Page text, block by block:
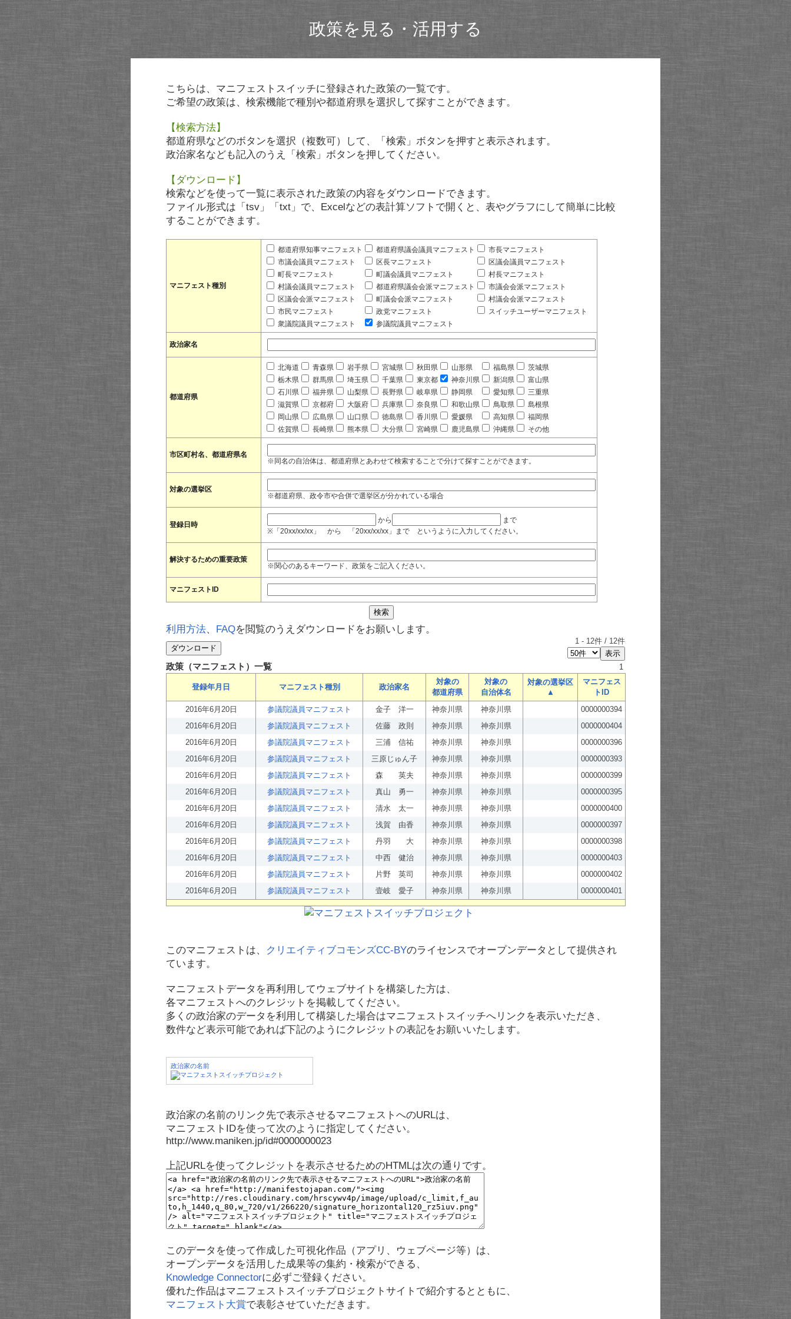
政策を見る・活用する
こちらは、マニフェストスイッチに登録された政策の一覧です。
ご希望の政策は、検索機能で種別や都道府県を選択して探すことができます。
【検索方法】
都道府県などのボタンを選択（複数可）して、「検索」ボタンを押すと表示されます。
政治家名なども記入のうえ「検索」ボタンを押してください。
【ダウンロード】
検索などを使って一覧に表示された政策の内容をダウンロードできます。
ファイル形式は「tsv」「txt」で、Excelなどの表計算ソフトで開くと、表やグラフにして簡単に比較
することができます。
マニフェスト種別
都道府県知事マニフェスト 都道府県議会議員マニフェスト
市長マニフェスト
市議会議員マニフェスト
区長マニフェスト
区議会議員マニフェスト
町長マニフェスト
町議会議員マニフェスト
村長マニフェスト
村議会議員マニフェスト
都道府県議会会派マニフェスト
市議会会派マニフェスト
区議会会派マニフェスト
町議会会派マニフェスト
村議会会派マニフェスト
市民マニフェスト
政党マニフェスト
スイッチユーザーマニフェスト
衆議院議員マニフェスト
参議院議員マニフェスト
政治家名
都道府県
北海道 青森県 岩手県 宮城県 秋田県 山形県 福島県
茨城県
栃木県
群馬県 埼玉県 千葉県 東京都 神奈川県 新潟県
富山県
石川県
福井県 山梨県 長野県 岐阜県 静岡県 愛知県
三重県
滋賀県
京都府 大阪府 兵庫県 奈良県 和歌山県 鳥取県
島根県
岡山県
広島県 山口県 徳島県 香川県 愛媛県 高知県
福岡県
佐賀県
長崎県 熊本県 大分県 宮崎県 鹿児島県 沖縄県 その他
市区町村名、都道府県名
※同名の自治体は、都道府県とあわせて検索することで分けて探すことができます。
対象の選挙区
※都道府県、政令市や合併で選挙区が分かれている場合
登録日時
から
まで
※「20xx/xx/xx」 から 「20xx/xx/xx」まで というように入力してください。
解決するための重要政策
※関心のあるキーワード、政策をご記入ください。
マニフェストID
利用方法、 FAQを閲覧のうえダウンロードをお願いします。
1 - 12件 / 12件
政策（マニフェスト）一覧 1
登録年月日 マニフェスト種別 政治家名
対象の
都道府県
対象の
自治体名
対象の選挙区
▲
マニフェス
トID
2016年6月20日
参議院議員マニフェスト 金子 洋一 神奈川県 神奈川県
0000000394
2016年6月20日
参議院議員マニフェスト 佐藤 政則 神奈川県 神奈川県
0000000404
2016年6月20日
参議院議員マニフェスト 三浦 信祐 神奈川県 神奈川県
0000000396
2016年6月20日
参議院議員マニフェスト 三原じゅん子 神奈川県 神奈川県
0000000393
2016年6月20日
参議院議員マニフェスト 森 英夫 神奈川県 神奈川県
0000000399
2016年6月20日
参議院議員マニフェスト 真山 勇一 神奈川県 神奈川県
0000000395
2016年6月20日
参議院議員マニフェスト 清水 太一 神奈川県 神奈川県
0000000400
2016年6月20日
参議院議員マニフェスト 浅賀 由香 神奈川県 神奈川県
0000000397
2016年6月20日
参議院議員マニフェスト 丹羽 大 神奈川県 神奈川県
0000000398
2016年6月20日
参議院議員マニフェスト 中西 健治 神奈川県 神奈川県
0000000403
2016年6月20日
参議院議員マニフェスト 片野 英司 神奈川県 神奈川県
0000000402
2016年6月20日
参議院議員マニフェスト 壹岐 愛子 神奈川県 神奈川県 0000000401
このマニフェストは、 クリエイティブコモンズCC-BYのライセンスでオープンデータとして提供され
ています。
マニフェストデータを再利用してウェブサイトを構築した方は、
各マニフェストへのクレジットを掲載してください。
多くの政治家のデータを利用して構築した場合はマニフェストスイッチへリンクを表示いただき、
数件など表示可能であれば下記のようにクレジットの表記をお願いいたします。
政治家の名前
政治家の名前のリンク先で表示させるマニフェストへのURLは、
マニフェストIDを使って次のように指定してください。
http://www.maniken.jp/id#0000000023
上記URLを使ってクレジットを表示させるためのHTMLは次の通りです。
このデータを使って作成した可視化作品（アプリ、ウェブページ等）は、
オープンデータを活用した成果等の集約・検索ができる、
Knowledge Connectorに必ずご登録ください。
優れた作品はマニフェストスイッチプロジェクトサイトで紹介するとともに、
マニフェスト大賞で表彰させていただきます。